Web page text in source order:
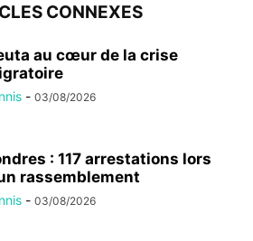
CONNEXES
au cœur de la crise
- 03/08/2026
: 117 arrestations lors
rassemblement
- 03/08/2026